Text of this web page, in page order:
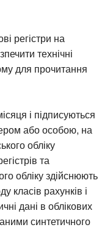
регістри на
технічні
для прочитання
і підписуються
або особою, на
обліку
та
обліку здійснюють
класів рахунків і
дані в облікових
синтетичного